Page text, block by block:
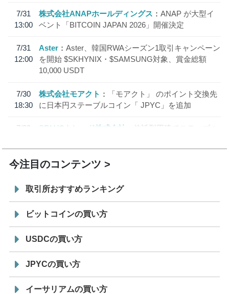
7/31
13:00
株式会社ANAPホールディングス
ANAP が大型イ
ベント「BITCOIN JAPAN 2026」開催決定
7/31
12:00
Aster
Aster、韓国RWAシーズン1取引キャンペーン
を開始 $SKHYNIX・$SAMSUNG対象、賞金総額
10,000 USDT
7/30
18:30
株式会社モアクト
「モアクト」 のポイント交換先
に日本円ステーブルコイン「 JPYC」を追加
7/29
SBI VCトレード株式会社
信託型円建てステーブル
今注目のコンテンツ
取引所おすすめランキング
ビットコインの買い方
USDCの買い方
JPYCの買い方
イーサリアムの買い方